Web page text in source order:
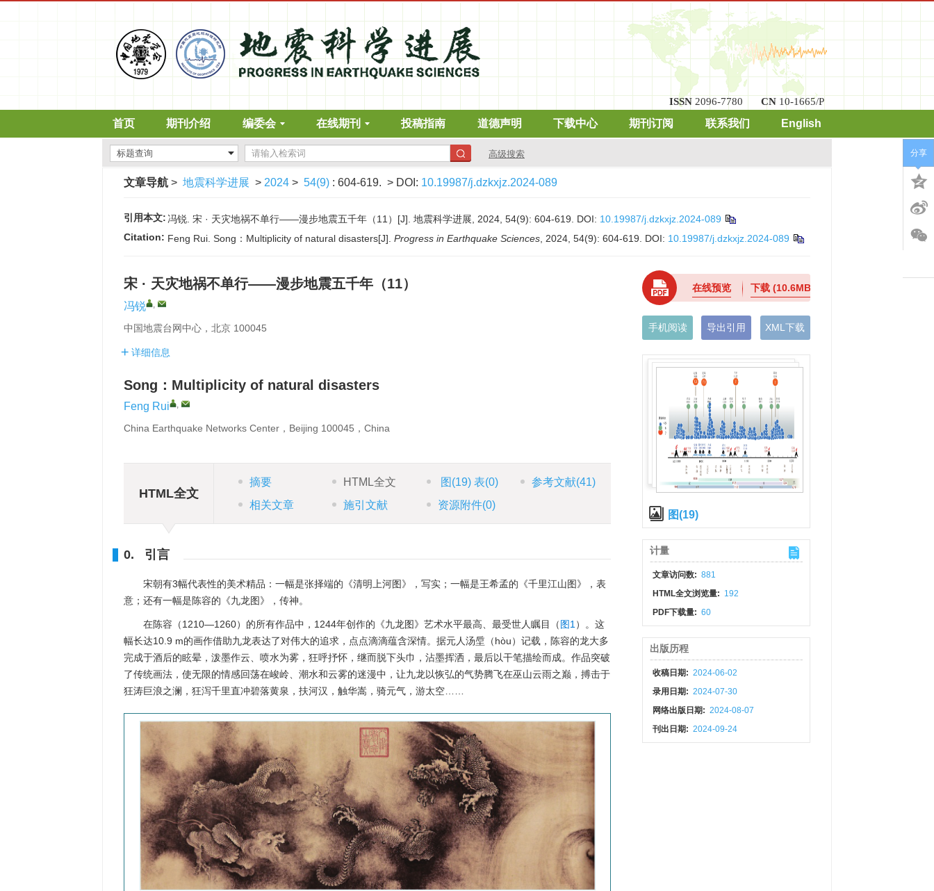
ISSN 2096-7780 CN 10-1665/P
首页 期刊介绍 编委会 在线期刊 投稿指南 道德声明 下载中心 期刊订阅 联系我们 English
高级搜索
文章导航 > 地震科学进展 > 2024 > 54(9) : 604-619. > DOI: 10.19987/j.dzkxjz.2024-089
引用本文: 冯锐. 宋 · 天灾地祸不单行——漫步地震五千年（11）[J]. 地震科学进展, 2024, 54(9): 604-619. DOI: 10.19987/j.dzkxjz.2024-089
Citation: Feng Rui. Song：Multiplicity of natural disasters[J]. Progress in Earthquake Sciences , 2024, 54(9): 604-619. DOI: 10.19987/j.dzkxjz.2024-089
宋 · 天灾地祸不单行——漫步地震五千年（11）
冯锐 ,
中国地震台网中心，北京 100045
详细信息
Song：Multiplicity of natural disasters
Feng Rui ,
China Earthquake Networks Center，Beijing 100045，China
HTML全文
摘要 HTML全文 图 (19)表(0) 参考文献(41)
相关文章
施引文献 资源附件(0)
0. 引言
宋朝有3幅代表性的美术精品：一幅是张择端的《清明上河图》，写实；一幅是王希孟的《千里江山图》，表
意；还有一幅是陈容的《九龙图》，传神。
在陈容（1210—1260）的所有作品中，1244年创作的《九龙图》艺术水平最高、最受世人瞩目（图1 ）。这
幅长达10.9 m的画作借助九龙表达了对伟大的追求，点点滴滴蕴含深情。据元人汤垕（hòu）记载，陈容的龙大多
完成于酒后的眩晕，泼墨作云、喷水为雾，狂呼抒怀，继而脱下头巾，沾墨挥洒，最后以干笔描绘而成。作品突破
了传统画法，使无限的情感回荡在峻岭、潮水和云雾的迷漫中，让九龙以恢弘的气势腾飞在巫山云雨之巅，搏击于
狂涛巨浪之澜，狂泻千里直冲碧落黄泉，扶河汉，触华嵩，骑元气，游太空……
在线预览 下载(10.6MB)
手机阅读 导出引用 XML下载
图(19)
计量
文章访问数: 881
HTML全文浏览量: 192
PDF下载量: 60
出版历程
收稿日期: 2024-06-02
录用日期: 2024-07-30
网络出版日期: 2024-08-07
刊出日期: 2024-09-24
分享